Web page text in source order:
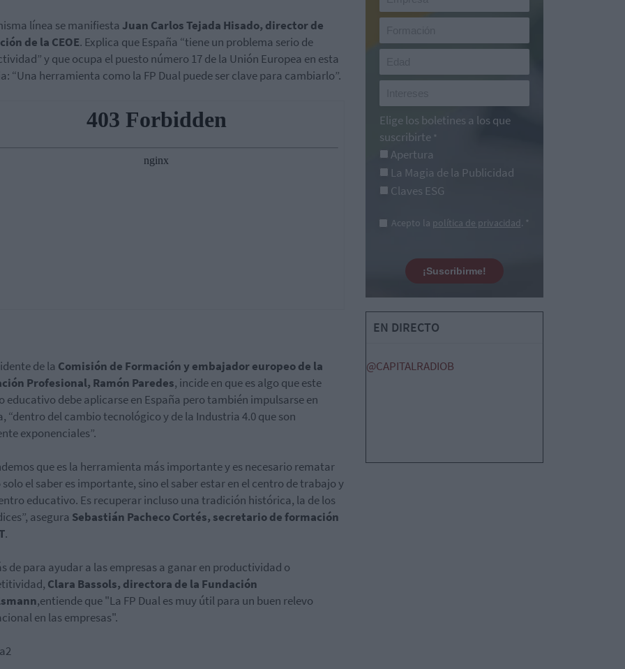
línea se manifiesta Juan Carlos Tejada Hisado, director de
de la CEOE. Explica que España “tiene un problema serio de
y que ocupa el puesto número 17 de la Unión Europea en esta
“Una herramienta como la FP Dual puede ser clave para cambiarlo”.
de la Comisión de Formación y embajador europeo de la
Profesional, Ramón Paredes, incide en que es algo que este
educativo debe aplicarse en España pero también impulsarse en
“dentro del cambio tecnológico y de la Industria 4.0 que son
exponenciales”.
que es la herramienta más importante y es necesario rematar
solo el saber es importante, sino el saber estar en el centro de trabajo y
educativo. Es recuperar incluso una tradición histórica, la de los
asegura Sebastián Pacheco Cortés, secretario de formación
.
de para ayudar a las empresas a ganar en productividad o
Clara Bassols, directora de la Fundación
,entiende que "La FP Dual es muy útil para un buen relevo
en las empresas".
Elige los boletines a los que
suscribirte *
Apertura
La Magia de la Publicidad
Claves ESG
Acepto la política de privacidad. *
¡Suscribirme!
EN DIRECTO
@CAPITALRADIOB